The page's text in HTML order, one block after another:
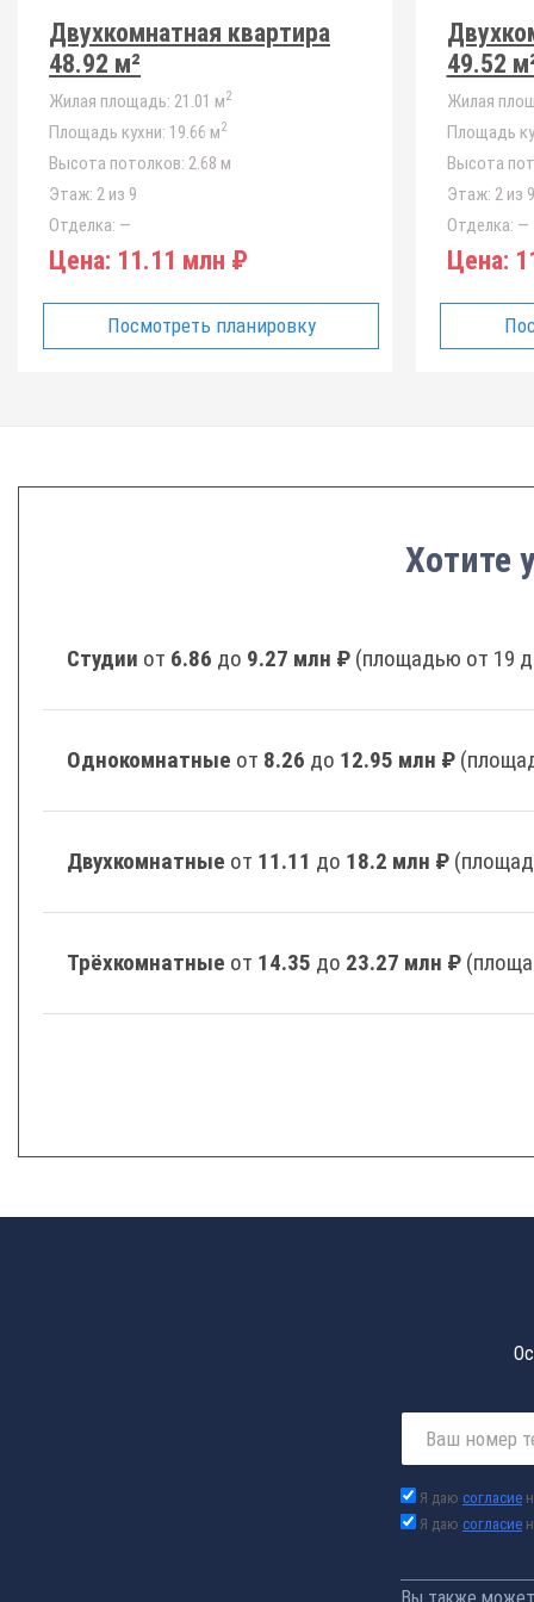
Двухкомнатная квартира
48.92 м²
Жилая площадь: 21.01 м2
Площадь кухни: 19.66 м2
Высота потолков: 2.68 м
Этаж: 2 из 9
Отделка: —
Цена: 11.11 млн ₽
Посмотреть планировку
49.52
Жилая
Площадь
Высота
Этаж: 2 из 9
Отделка: —
Цена:
Хотите
Студии от 6.86 до 9.27 млн ₽ (площадью от 19
Однокомнатные от 8.26 до 12.95 млн ₽
Двухкомнатные от 11.11 до 18.2 млн ₽
Трёхкомнатные от 14.35 до 23.27 млн ₽
Я даю согласие
Я даю согласие